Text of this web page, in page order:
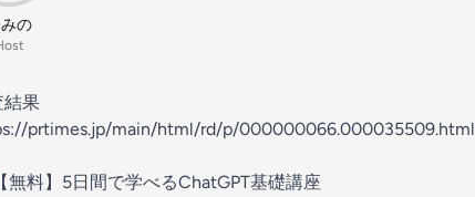
の
結果
prtimes.jp/main/html/rd/p/000000066.000035509.html
無料】5日間で学べるChatGPT基礎講座